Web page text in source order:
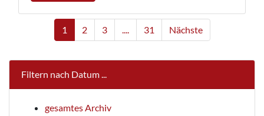
1 2 3 31 Nächste
Filtern nach Datum ...
gesamtes Archiv